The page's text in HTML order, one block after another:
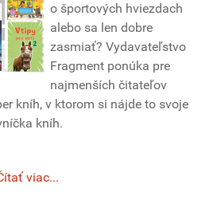
o športových hviezdach
alebo sa len dobre
zasmiať? Vydavateľstvo
Fragment ponúka pre
najmenších čitateľov
kníh, v ktorom si nájde to svoje
kníh.
viac...